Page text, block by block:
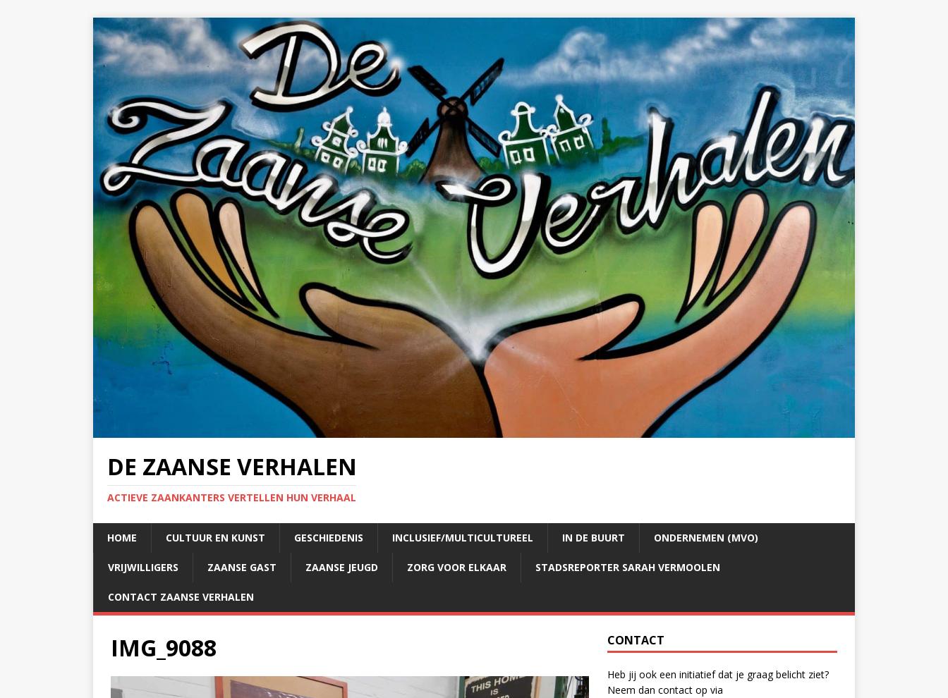
DE ZAANSE VERHALEN
ACTIEVE ZAANKANTERS VERTELLEN HUN VERHAAL
HOME CULTUUR EN KUNST GESCHIEDENIS INCLUSIEF/MULTICULTUREEL IN DE BUURT ONDERNEMEN (MVO)
VRIJWILLIGERS ZAANSE GAST ZAANSE JEUGD ZORG VOOR ELKAAR STADSREPORTER SARAH VERMOOLEN
CONTACT ZAANSE VERHALEN
IMG_9088 CONTACT
Heb jij ook een initiatief dat je graag belicht ziet?
Neem dan contact op via